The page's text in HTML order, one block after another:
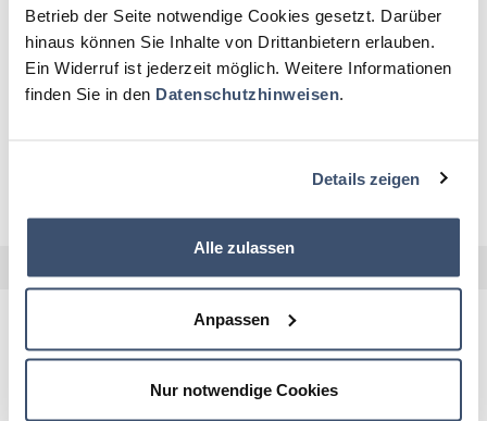
Betrieb der Seite notwendige Cookies gesetzt. Darüber
hinaus können Sie Inhalte von Drittanbietern erlauben.
Ein Widerruf ist jederzeit möglich. Weitere Informationen
finden Sie in den Datenschutzhinweisen.
Details zeigen
Alle zulassen
Anpassen
Nur notwendige Cookies
BRANDOBERINSPEKTORANWÄRTERINNEN
UND -ANWÄRTER
GASTDOZENTINNEN UND -DOZENTEN
Für regelmäßige Informationen abonnieren Sie gerne unseren